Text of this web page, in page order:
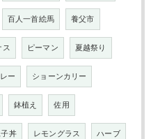
百人一首絵馬 養父市
ス ピーマン 夏越祭り
ー ショーンカリー
鉢植え 佐用
丼 レモングラス ハーブ